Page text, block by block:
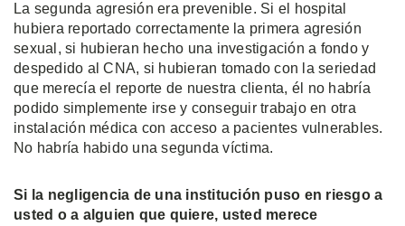
La segunda agresión era prevenible. Si el hospital
hubiera reportado correctamente la primera agresión
sexual, si hubieran hecho una investigación a fondo y
despedido al CNA, si hubieran tomado con la seriedad
que merecía el reporte de nuestra clienta, él no habría
podido simplemente irse y conseguir trabajo en otra
instalación médica con acceso a pacientes vulnerables.
No habría habido una segunda víctima.
Si la negligencia de una institución puso en riesgo a
usted o a alguien que quiere, usted merece